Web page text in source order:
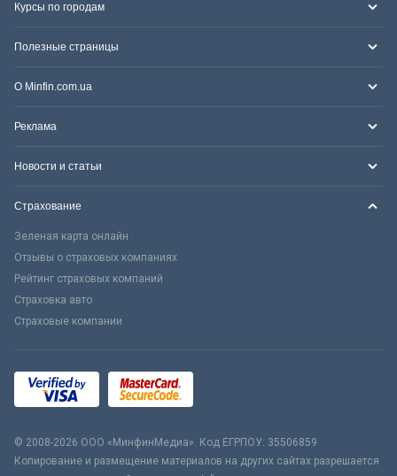
Курсы по городам
Полезные страницы
О Minfin.com.ua
Реклама
Новости и статьи
Страхование
Зеленая карта онлайн
Отзывы о страховых компаниях
Рейтинг страховых компаний
Страховка авто
Страховые компании
© 2008-2026 ООО «МинфинМедиа». Код ЕГРПОУ: 35506859
Копирование и размещение материалов на других сайтах разрешается